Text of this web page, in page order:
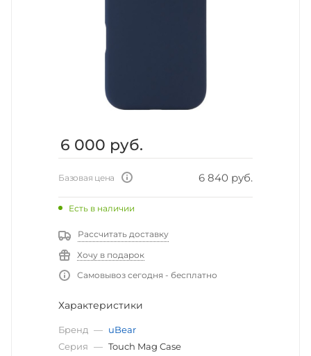
6 000 руб.
Базовая цена 6 840 руб.
Есть в наличии
Рассчитать доставку
Хочу в подарок
Самовывоз сегодня - бесплатно
Характеристики
Бренд — uBear
Серия — Touch Mag Case